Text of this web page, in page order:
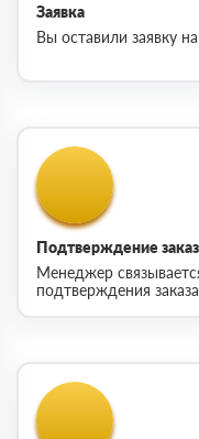
Заявка
Вы оставили заявку
Подтверждение
Менеджер
подтверждения заказа